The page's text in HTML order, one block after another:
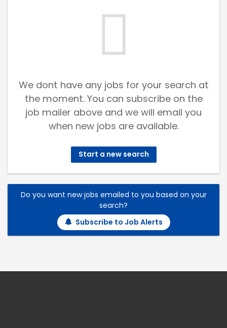
We dont have any jobs for your search at
the moment. You can subscribe on the
job mailer above and we will email you
when new jobs are available.
Start a new search
Do you want new jobs emailed to you based on your
search?
Subscribe to Job Alerts